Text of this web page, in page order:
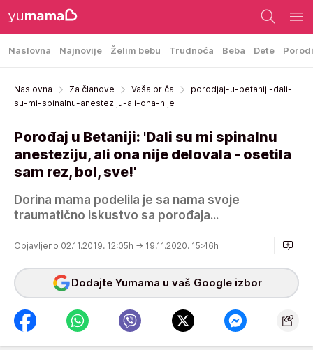
Naslovna Najnovije Želim bebu Trudnoća Beba Dete
Naslovna Za članove Vaša priča
porodjaj-u-betaniji-dali-
su-mi-spinalnu-anesteziju-ali-ona-nije
Porođaj u Betaniji: 'Dali su mi spinalnu
anesteziju, ali ona nije delovala - osetila
sam rez, bol, sve!'
Dorina mama podelila je sa nama svoje
traumatično iskustvo sa porođaja...
Objavljeno 02.11.2019. 12:05h → 19.11.2020. 15:46h
Dodajte Yumama u vaš Google izbor